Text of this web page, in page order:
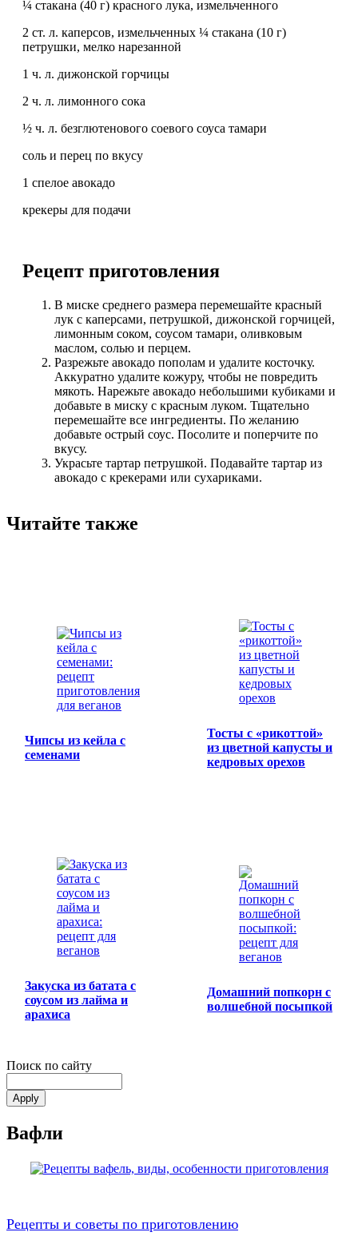
¼ стакана (40 г) красного лука, измельченного
2 ст. л. каперсов, измельченных ¼ стакана (10 г)
петрушки, мелко нарезанной
1 ч. л. дижонской горчицы
2 ч. л. лимонного сока
½ ч. л. безглютенового соевого соуса тамари
соль и перец по вкусу
1 спелое авокадо
крекеры для подачи
Рецепт приготовления
В миске среднего размера перемешайте красный
лук с каперсами, петрушкой, дижонской горчицей,
лимонным соком, соусом тамари, оливковым
маслом, солью и перцем.
Разрежьте авокадо пополам и удалите косточку.
Аккуратно удалите кожуру, чтобы не повредить
мякоть. Нарежьте авокадо небольшими кубиками и
добавьте в миску с красным луком. Тщательно
перемешайте все ингредиенты. По желанию
добавьте острый соус. Посолите и поперчите по
вкусу.
Украсьте тартар петрушкой. Подавайте тартар из
авокадо с крекерами или сухариками.
Читайте также
Чипсы из кейла с
семенами
Тосты с «рикоттой»
из цветной капусты и
кедровых орехов
Закуска из батата с
соусом из лайма и
арахиса
Домашний попкорн с
волшебной посыпкой
Поиск по сайту
Вафли
Рецепты и советы по приготовлению